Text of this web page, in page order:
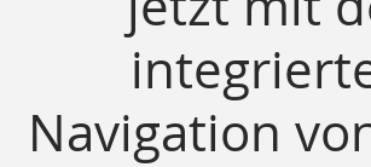
Navigation